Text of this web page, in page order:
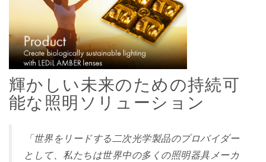
輝かしい未来のための持続可
能な照明ソリューション
「世界をリードする二次光学製品のプロバイダー
として、私たちは世界中の多くの照明器具メーカ